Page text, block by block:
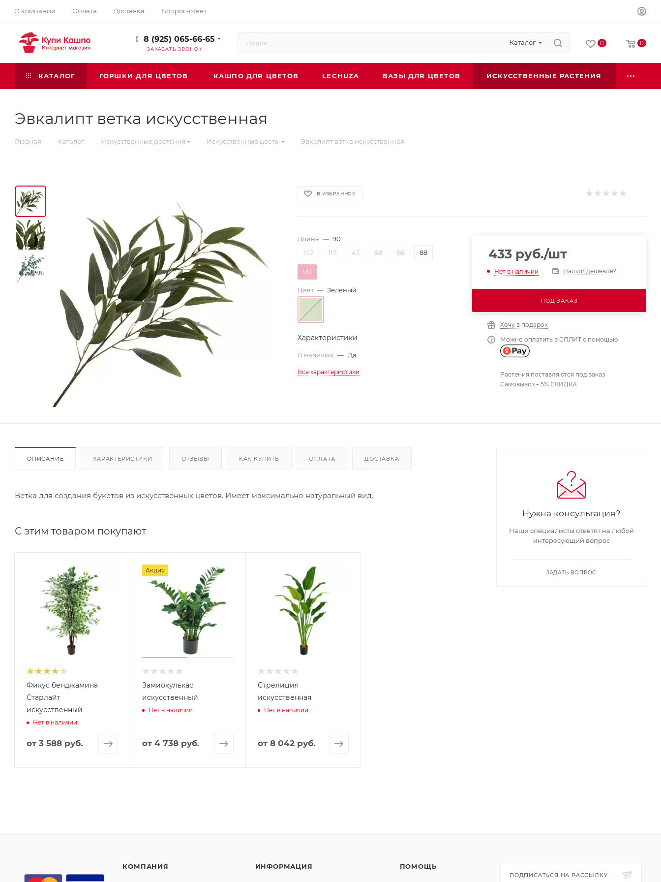
О компании Оплата Доставка Вопрос-ответ
8 (925) 065-66-65
ЗАКАЗАТЬ ЗВОНОК
Каталог 0 0
КАТАЛОГ ГОРШКИ ДЛЯ ЦВЕТОВ КАШПО ДЛЯ ЦВЕТОВ LECHUZA ВАЗЫ ДЛЯ ЦВЕТОВ ИСКУССТВЕННЫЕ РАСТЕНИЯ
Эвкалипт ветка искусственная
Главная — Каталог — Искусственные растения — Искусственные цветы — Эвкалипт ветка искусственная
В ИЗБРАННОЕ
Длина — 90
102
117 43 68 86 88
90
Цвет — Зеленый
Характеристики
В наличии — Да
Все характеристики
433руб./шт
Нет в наличии Нашли дешевле?
ПОД ЗАКАЗ
Хочу в подарок
Можно оплатить в СПЛИТ с помощью
Растения поставляются под заказ
Самовывоз – 5% СКИДКА
ОПИСАНИЕ ХАРАКТЕРИСТИКИ ОТЗЫВЫ КАК КУПИТЬ ОПЛАТА ДОСТАВКА
Ветка для создания букетов из искусственных цветов. Имеет максимально натуральный вид.
С этим товаром покупают
Фикус бенджамина
Старлайт
искусственный
Нет в наличии
от 3 588 руб.
Акция
Замиокулькас
искусственный
Нет в наличии
от 4 738 руб.
Стрелиция
искусственная
Нет в наличии
от 8 042 руб.
Нужна консультация?
Наши специалисты ответят на любой
интересующий вопрос
ЗАДАТЬ ВОПРОС
КОМПАНИЯ ИНФОРМАЦИЯ ПОМОЩЬ
ПОДПИСАТЬСЯ НА РАССЫЛКУ